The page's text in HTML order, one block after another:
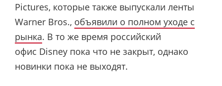
Pictures, которые также выпускали ленты
Warner Bros., объявили о полном уходе с
рынка. В то же время российский
офис Disney пока что не закрыт, однако
новинки пока не выходят.